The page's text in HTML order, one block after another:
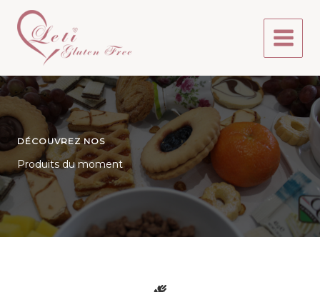
contenu
DÉCOUVREZ NOS
Produits du moment